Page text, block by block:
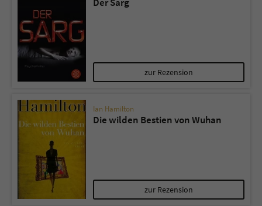
zur Rezension
Ian Hamilton
Die wilden Bestien von Wuhan
zur Rezension